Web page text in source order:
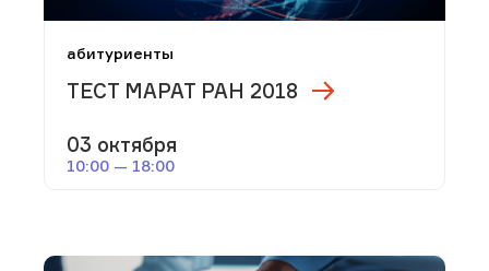
абитуриенты
ТЕСТ МАРАТ РАН 2018
03 октября
10:00 — 18:00